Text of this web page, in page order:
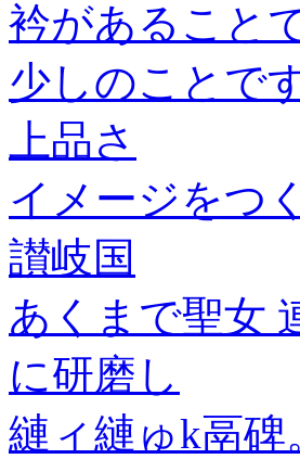
衿があること
少しのことで
上品さ
イメージをつ
讃岐国
あくまで聖女
に研磨し
縺ィ縺ゅk鬲